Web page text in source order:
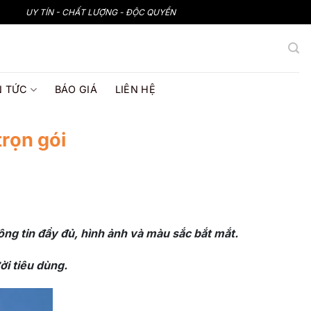
UY TÍN - CHẤT LƯỢNG - ĐỘC QUYỀN
TỨC BÁO GIÁ LIÊN HỆ
gói
tin đầy đủ, hình ảnh và màu sắc bắt mắt.
tiêu dùng.